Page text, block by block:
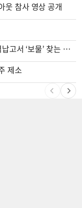
참사 영상 공개
74m짜리 보잉777, 화물기 변신…격납고서 ‘보물’ 찾는 인천공항
제소